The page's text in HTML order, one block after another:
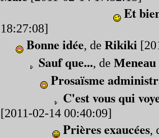
Et
18:27:08]
Bonne idée, de Rikiki
Sauf que..., de Meneau
Prosaïsme
C'est vous qui
[2011-02-14 00:40:09]
Prières exaucées,